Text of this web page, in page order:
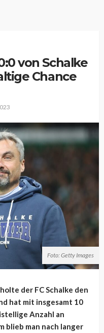
von Schalke
Chance
Foto: Getty Images
der FC Schalke den
hat mit insgesamt 10
Anzahl an
blieb man nach langer